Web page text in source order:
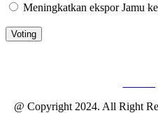
Meningkatkan ekspor Jamu
@ Copyright 2024. All Right